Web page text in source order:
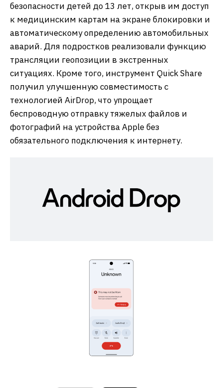
безопасности детей до 13 лет, открыв им доступ
к медицинским картам на экране блокировки и
автоматическому определению автомобильных
аварий. Для подростков реализовали функцию
трансляции геопозиции в экстренных
ситуациях. Кроме того, инструмент Quick Share
получил улучшенную совместимость с
технологией AirDrop, что упрощает
беспроводную отправку тяжелых файлов и
фотографий на устройства Apple без
обязательного подключения к интернету.